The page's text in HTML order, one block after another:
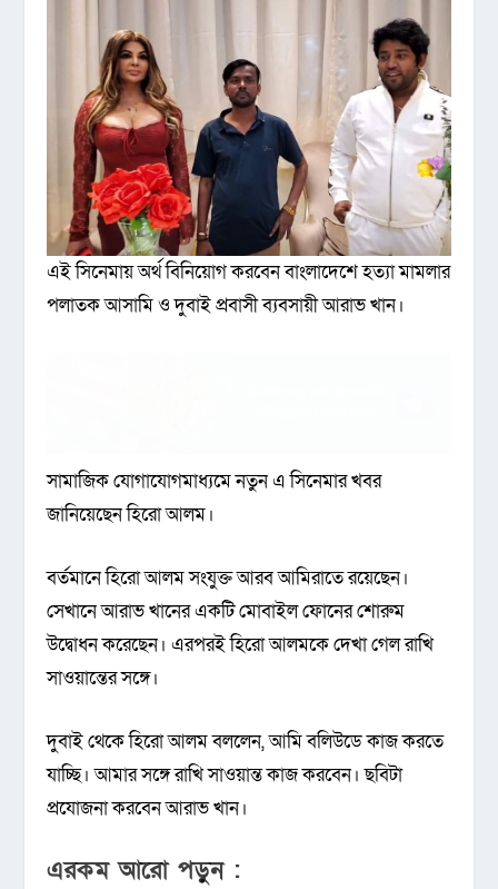
এই সিনেমায় অর্থ বিনিয়োগ করবেন বাংলাদেশে হত্যা মামলার
পলাতক আসামি ও দুবাই প্রবাসী ব্যবসায়ী আরাভ খান।
সামাজিক যোগাযোগমাধ্যমে নতুন এ সিনেমার খবর
জানিয়েছেন হিরো আলম।
বর্তমানে হিরো আলম সংযুক্ত আরব আমিরাতে রয়েছেন।
সেখানে আরাভ খানের একটি মোবাইল ফোনের শোরুম
উদ্বোধন করেছেন। এরপরই হিরো আলমকে দেখা গেল রাখি
সাওয়ান্তের সঙ্গে।
দুবাই থেকে হিরো আলম বললেন, আমি বলিউডে কাজ করতে
যাচ্ছি। আমার সঙ্গে রাখি সাওয়ান্ত কাজ করবেন। ছবিটা
প্রযোজনা করবেন আরাভ খান।
এরকম আরো পড়ুন :